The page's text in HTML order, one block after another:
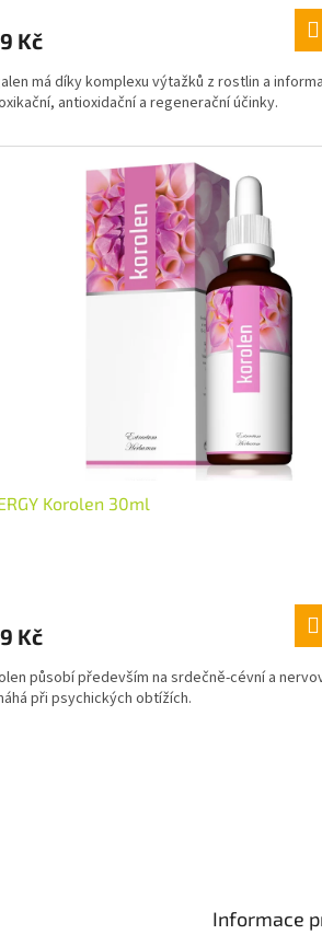
Kč
má díky komplexu výtažků z rostlin a
antioxidační a regenerační účinky.
Korolen 30ml
Kč
působí především na srdečně-cévní a
při psychických obtížích.
Informace